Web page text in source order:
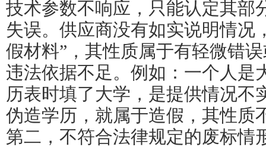
技术参数不响应，只能认定其部
失误。供应商没有如实说明情况
假材料”，其性质属于有轻微错
违法依据不足。例如：一个人是
历表时填了大学，是提供情况不
伪造学历，就属于造假，其性质
第二，不符合法律规定的废标情